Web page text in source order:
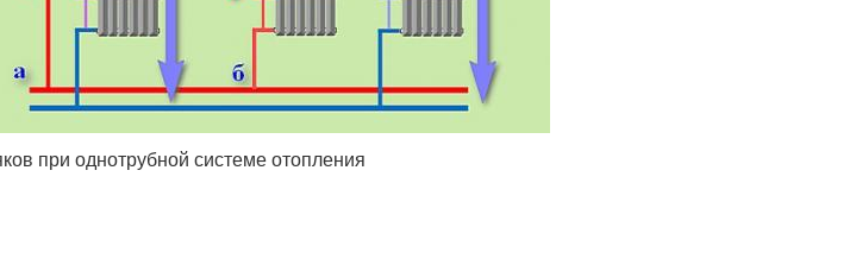
при однотрубной системе отопления